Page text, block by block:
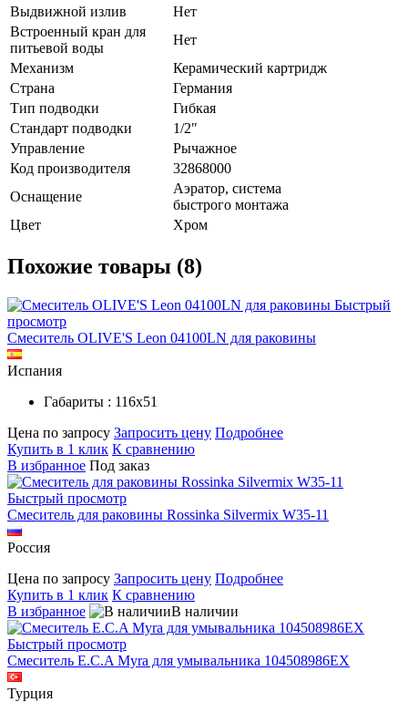
Выдвижной излив
Нет
Встроенный кран для
питьевой воды
Нет
Механизм
Керамический картридж
Страна
Германия
Тип подводки
Гибкая
Стандарт подводки
1/2"
Управление
Рычажное
Код производителя
32868000
Оснащение
Аэратор, система
быстрого монтажа
Цвет
Хром
Похожие товары (8)
Быстрый
просмотр
Смеситель OLIVE'S Leon 04100LN для раковины
Испания
Габариты : 116х51
Цена по запросу Запросить цену Подробнее
Купить в 1 клик К сравнению
В избранное Под заказ
Быстрый просмотр
Смеситель для раковины Rossinka Silvermix W35-11
Россия
Цена по запросу Запросить цену Подробнее
Купить в 1 клик К сравнению
В избранное
В наличии
Быстрый просмотр
Смеситель E.C.A Myra для умывальника 104508986EX
Турция